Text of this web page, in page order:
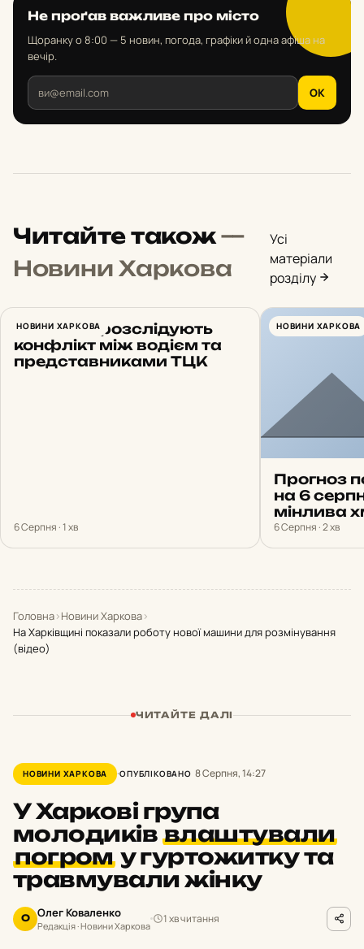
Не проґав важливе про місто
Щоранку о 8:00 — 5 новин, погода, графіки й одна афіша на
вечір.
OK
Читайте також—
Новини Харкова
Усі
матеріали
розділу
НОВИНИ ХАРКОВА
У Харкові розслідують
конфлікт між водієм та
представниками ТЦК
6 Серпня · 1 хв
НОВИНИ ХАРКОВА
Прогноз
на 6
мінлива
6 Серпня · 2 хв
Головна›Новини Харкова›
На Харківщині показали роботу нової машини для розмінування
(відео)
ЧИТАЙТЕ ДАЛІ
НОВИНИ ХАРКОВА ОПУБЛІКОВАНО 8 Серпня, 14:27
У Харкові група
молодиків влаштували
погром у гуртожитку та
травмували жінку
О Олег Коваленко
Редакція · Новини Харкова
1 хв читання